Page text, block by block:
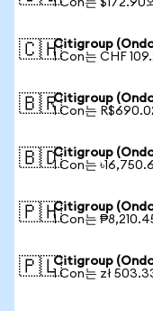
1 Con는 $172.90
🇨🇭Citigroup (Ondo
1 Con는 CHF
🇧🇷Citigroup (Ondo
1 Con는
🇧🇩Citigroup (Ondo
1 Con는
🇵🇭Citigroup (Ondo
1 Con는
🇵🇱Citigroup (Ondo
1 Con는 zł